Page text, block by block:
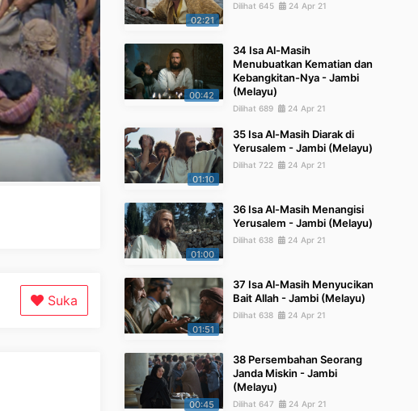
Suka
02:21
Dilihat 645 24 Apr 21
00:42
34 Isa Al-Masih
Menubuatkan Kematian dan
Kebangkitan-Nya - Jambi
(Melayu)
Dilihat 689 24 Apr 21
01:10
35 Isa Al-Masih Diarak di
Yerusalem - Jambi (Melayu)
Dilihat 722 24 Apr 21
01:00
36 Isa Al-Masih Menangisi
Yerusalem - Jambi (Melayu)
Dilihat 638 24 Apr 21
01:51
37 Isa Al-Masih Menyucikan
Bait Allah - Jambi (Melayu)
Dilihat 638 24 Apr 21
00:45
38 Persembahan Seorang
Janda Miskin - Jambi
(Melayu)
Dilihat 647 24 Apr 21